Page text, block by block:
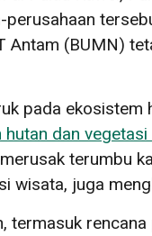
Antam (BUMN)
pada ekosistem
dan vegetasi
terumbu
wisata, juga
termasuk